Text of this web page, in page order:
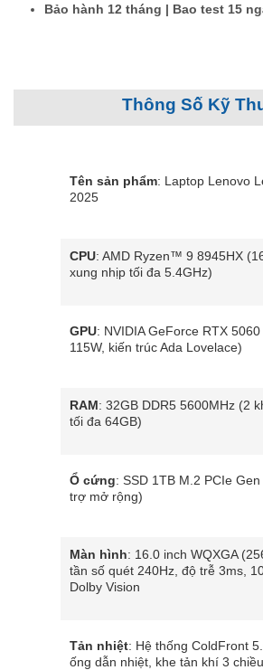
Bảo hành 12 tháng | Bao test 15
Thông Số Kỹ
Tên sản phẩm: Laptop Lenovo
2025
CPU: AMD Ryzen™ 9 8945HX
xung nhịp tối đa 5.4GHz)
GPU: NVIDIA GeForce RTX
115W, kiến trúc Ada Lovelace)
RAM: 32GB DDR5 5600MHz (2
tối đa 64GB)
Ổ cứng: SSD 1TB M.2 PCIe
trợ mở rộng)
Màn hình: 16.0 inch WQXGA
tần số quét 240Hz, độ trễ 3ms,
Dolby Vision
Tản nhiệt: Hệ thống ColdFront
ống dẫn nhiệt, khe tản khí 3 chiều